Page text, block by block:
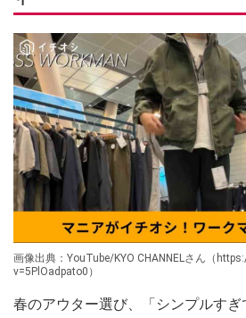
画像出典：YouTube/KYO CHANNELさん（
v=5PlOadpato0）
春のアウター選び、「シンプルす